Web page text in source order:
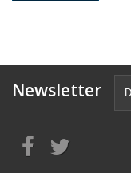
Newsletter